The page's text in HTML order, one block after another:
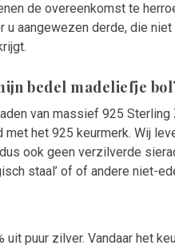
de overeenkomst te
u aangewezen derde, die
bedel madeliefje
van massief 925
het 925 keurmerk. Wij
ook geen verzilverde
staal’ of of andere niet-
puur zilver. Vandaar het